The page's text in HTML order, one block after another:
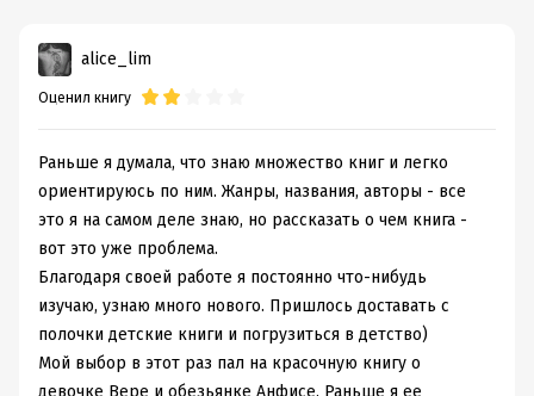
alice_lim
Оценил книгу
Раньше я думала, что знаю множество книг и легко
ориентируюсь по ним. Жанры, названия, авторы - все
это я на самом деле знаю, но рассказать о чем книга -
вот это уже проблема.
Благодаря своей работе я постоянно что-нибудь
изучаю, узнаю много нового. Пришлось доставать с
полочки детские книги и погрузиться в детство)
Мой выбор в этот раз пал на красочную книгу о
девочке Вере и обезьянке Анфисе. Раньше я ее